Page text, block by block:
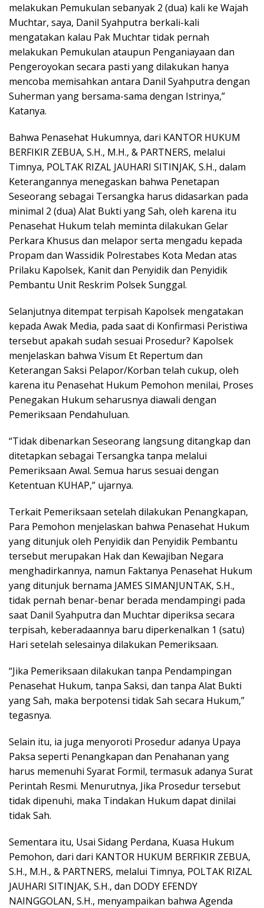
melakukan Pemukulan sebanyak 2 (dua) kali ke Wajah
Muchtar, saya, Danil Syahputra berkali-kali
mengatakan kalau Pak Muchtar tidak pernah
melakukan Pemukulan ataupun Penganiayaan dan
Pengeroyokan secara pasti yang dilakukan hanya
mencoba memisahkan antara Danil Syahputra dengan
Suherman yang bersama-sama dengan Istrinya,”
Katanya.
Bahwa Penasehat Hukumnya, dari KANTOR HUKUM
BERFIKIR ZEBUA, S.H., M.H., & PARTNERS, melalui
Timnya, POLTAK RIZAL JAUHARI SITINJAK, S.H., dalam
Keterangannya menegaskan bahwa Penetapan
Seseorang sebagai Tersangka harus didasarkan pada
minimal 2 (dua) Alat Bukti yang Sah, oleh karena itu
Penasehat Hukum telah meminta dilakukan Gelar
Perkara Khusus dan melapor serta mengadu kepada
Propam dan Wassidik Polrestabes Kota Medan atas
Prilaku Kapolsek, Kanit dan Penyidik dan Penyidik
Pembantu Unit Reskrim Polsek Sunggal.
Selanjutnya ditempat terpisah Kapolsek mengatakan
kepada Awak Media, pada saat di Konfirmasi Peristiwa
tersebut apakah sudah sesuai Prosedur? Kapolsek
menjelaskan bahwa Visum Et Repertum dan
Keterangan Saksi Pelapor/Korban telah cukup, oleh
karena itu Penasehat Hukum Pemohon menilai, Proses
Penegakan Hukum seharusnya diawali dengan
Pemeriksaan Pendahuluan.
“Tidak dibenarkan Seseorang langsung ditangkap dan
ditetapkan sebagai Tersangka tanpa melalui
Pemeriksaan Awal. Semua harus sesuai dengan
Ketentuan KUHAP,” ujarnya.
Terkait Pemeriksaan setelah dilakukan Penangkapan,
Para Pemohon menjelaskan bahwa Penasehat Hukum
yang ditunjuk oleh Penyidik dan Penyidik Pembantu
tersebut merupakan Hak dan Kewajiban Negara
menghadirkannya, namun Faktanya Penasehat Hukum
yang ditunjuk bernama JAMES SIMANJUNTAK, S.H.,
tidak pernah benar-benar berada mendampingi pada
saat Danil Syahputra dan Muchtar diperiksa secara
terpisah, keberadaannya baru diperkenalkan 1 (satu)
Hari setelah selesainya dilakukan Pemeriksaan.
“Jika Pemeriksaan dilakukan tanpa Pendampingan
Penasehat Hukum, tanpa Saksi, dan tanpa Alat Bukti
yang Sah, maka berpotensi tidak Sah secara Hukum,”
tegasnya.
Selain itu, ia juga menyoroti Prosedur adanya Upaya
Paksa seperti Penangkapan dan Penahanan yang
harus memenuhi Syarat Formil, termasuk adanya Surat
Perintah Resmi. Menurutnya, Jika Prosedur tersebut
tidak dipenuhi, maka Tindakan Hukum dapat dinilai
tidak Sah.
Sementara itu, Usai Sidang Perdana, Kuasa Hukum
Pemohon, dari dari KANTOR HUKUM BERFIKIR ZEBUA,
S.H., M.H., & PARTNERS, melalui Timnya, POLTAK RIZAL
JAUHARI SITINJAK, S.H., dan DODY EFENDY
NAINGGOLAN, S.H., menyampaikan bahwa Agenda